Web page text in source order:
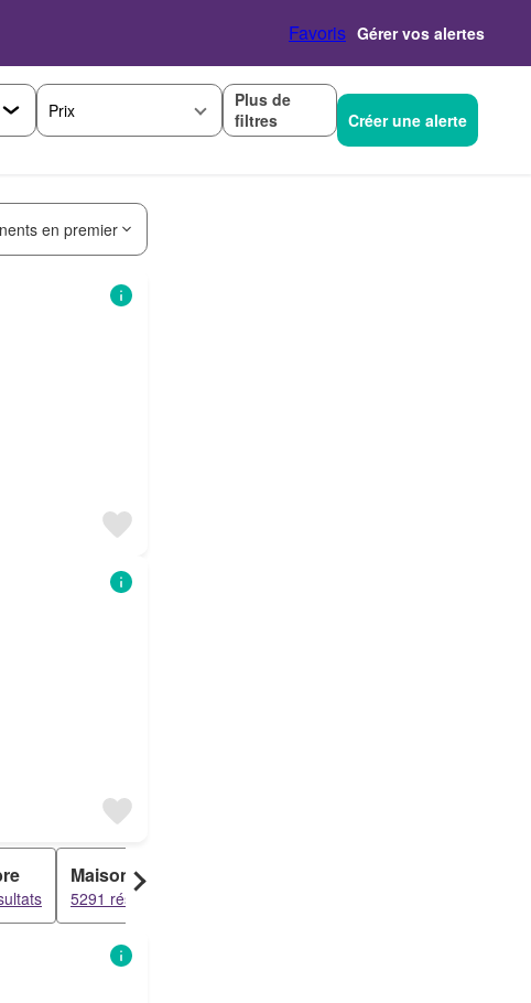
Favoris Gérer vos alertes
Prix
Plus de
filtres
Créer une alerte
en premier
Maison
5291 résultats